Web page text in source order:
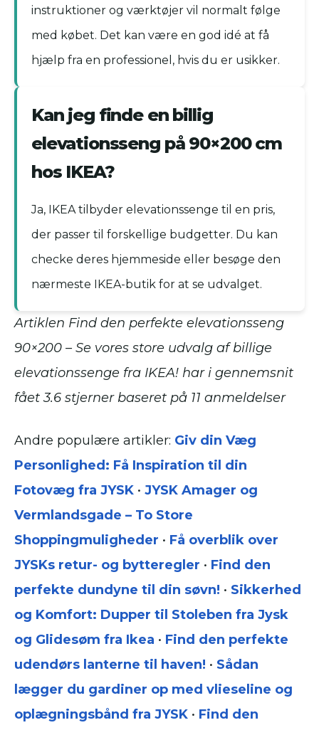
instruktioner og værktøjer vil normalt følge
med købet. Det kan være en god idé at få
hjælp fra en professionel, hvis du er usikker.
Kan jeg finde en billig
elevationsseng på 90×200 cm
hos IKEA?
Ja, IKEA tilbyder elevationssenge til en pris,
der passer til forskellige budgetter. Du kan
checke deres hjemmeside eller besøge den
nærmeste IKEA-butik for at se udvalget.
Artiklen Find den perfekte elevationsseng
90×200 – Se vores store udvalg af billige
elevationssenge fra IKEA! har i gennemsnit
fået3.6 stjerner baseret på 11 anmeldelser
Andre populære artikler: Giv din Væg
Personlighed: Få Inspiration til din
Fotovæg fra JYSK • JYSK Amager og
Vermlandsgade – To Store
Shoppingmuligheder • Få overblik over
JYSKs retur- og bytteregler • Find den
perfekte dundyne til din søvn! • Sikkerhed
og Komfort: Dupper til Stoleben fra Jysk
og Glidesøm fra Ikea • Find den perfekte
udendørs lanterne til haven! • Sådan
lægger du gardiner op med vlieseline og
oplægningsbånd fra JYSK • Find den